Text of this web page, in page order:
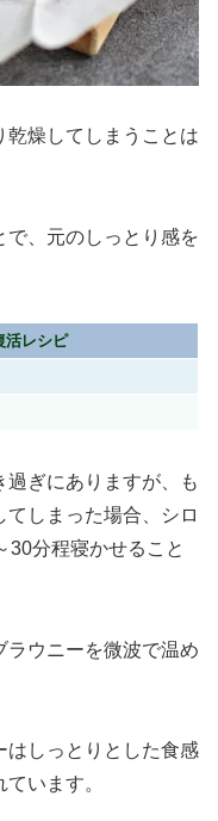
乾燥してしまうことは
で、元のしっとり感を
活レシピ
ぎにありますが、も
しまった場合、シロ
30分程寝かせること
ラウニーを微波で温め
はしっとりとした食感
います。